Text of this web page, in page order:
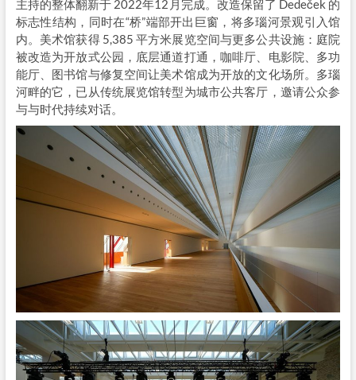
主持的整体翻新于 2022年12月完成。改造保留了 Dedeček 的
标志性结构，同时在“桥”端部开出巨窗，将多瑙河景观引入馆
内。美术馆获得 5,385 平方米展览空间与更多公共设施：庭院
被改造为开放式公园，底层通道打通，咖啡厅、电影院、多功
能厅、图书馆与修复空间让美术馆成为开放的文化场所。多瑙
河畔的它，已从传统展览馆转型为城市公共客厅，邀请公众参
与与时代持续对话。